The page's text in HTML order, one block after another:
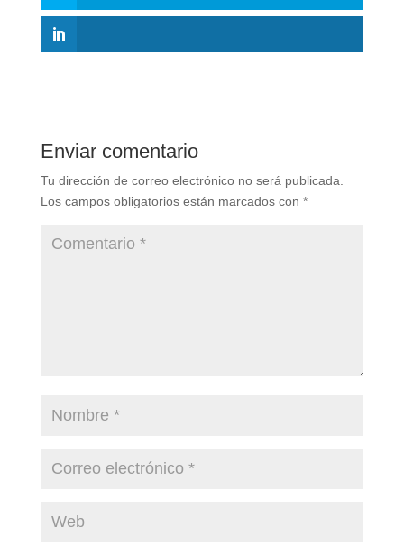
Enviar comentario
Tu dirección de correo electrónico no será publicada.
Los campos obligatorios están marcados con *